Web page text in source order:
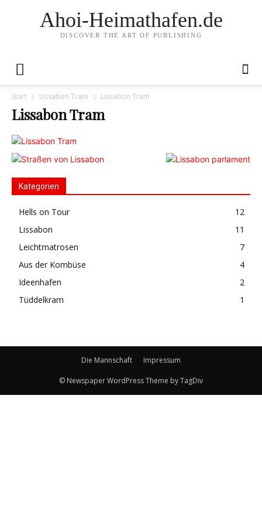
Ahoi-Heimathafen.de
DISCOVER THE ART OF PUBLISHING
Start Lissabon Tram Lissabon Tram
Lissabon Tram
Kategorien
Hells on Tour
12
Lissabon
11
Leichtmatrosen
7
Aus der Kombüse
4
Ideenhafen
2
Tüddelkram
1
Die Mannschaft Impressum
© Newspaper WordPress Theme by TagDiv